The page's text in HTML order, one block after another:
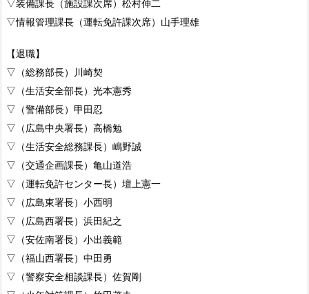
▽装備課長（施設課次席）松村伸二
▽情報管理課長（運転免許課次席）山手理雄
【退職】
▽（総務部長）川崎契
▽（生活安全部長）光本憲秀
▽（警備部長）甲田忍
▽（広島中央署長）高橋勉
▽（生活安全総務課長）嶋野誠
▽（交通企画課長）亀山道浩
▽（運転免許センター長）壇上憲一
▽（広島東署長）小西明
▽（広島西署長）浜田紀之
▽（安佐南署長）小出義範
▽（福山西署長）中田勇
▽（警察安全相談課長）佐賀剛